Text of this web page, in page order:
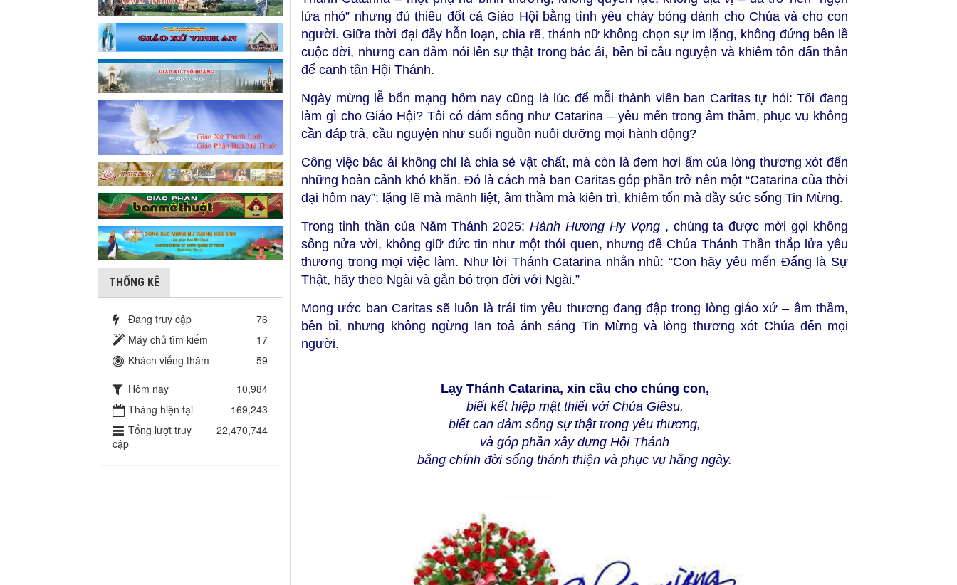
lửa nhỏ” nhưng đủ thiêu đốt cả Giáo Hội bằng tình yêu cháy bỏng dành cho Chúa và cho con
người. Giữa thời đại đầy hỗn loạn, chia rẽ, thánh nữ không chọn sự im lặng, không đứng bên lề
cuộc đời, nhưng can đảm nói lên sự thật trong bác ái, bền bỉ cầu nguyện và khiêm tốn dấn thân
để canh tân Hội Thánh.
Ngày mừng lễ bổn mạng hôm nay cũng là lúc để mỗi thành viên ban Caritas tự hỏi: Tôi đang
làm gì cho Giáo Hội? Tôi có dám sống như Catarina – yêu mến trong âm thầm, phục vụ không
cần đáp trả, cầu nguyện như suối nguồn nuôi dưỡng mọi hành động?
Công việc bác ái không chỉ là chia sẻ vật chất, mà còn là đem hơi ấm của lòng thương xót đến
những hoàn cảnh khó khăn. Đó là cách mà ban Caritas góp phần trở nên một “Catarina của thời
đại hôm nay”: lặng lẽ mà mãnh liệt, âm thầm mà kiên trì, khiêm tốn mà đầy sức sống Tin Mừng.
Trong tinh thần của Năm Thánh 2025:Hành Hương Hy Vọng, chúng ta được mời gọi không
sống nửa vời, không giữ đức tin như một thói quen, nhưng để Chúa Thánh Thần thắp lửa yêu
thương trong mọi việc làm. Như lời Thánh Catarina nhắn nhủ: “Con hãy yêu mến Đấng là Sự
Thật, hãy theo Ngài và gắn bó trọn đời với Ngài.”
Mong ước ban Caritas sẽ luôn là trái tim yêu thương đang đập trong lòng giáo xứ – âm thầm,
bền bỉ, nhưng không ngừng lan toả ánh sáng Tin Mừng và lòng thương xót Chúa đến mọi
người.
Lạy Thánh Catarina, xin cầu cho chúng con,
biết kết hiệp mật thiết với Chúa Giêsu,
biết can đảm sống sự thật trong yêu thương,
và góp phần xây dựng Hội Thánh
bằng chính đời sống thánh thiện và phục vụ hằng ngày.
THỐNG KÊ
Đang truy cập
76
Máy chủ tìm kiếm
17
Khách viếng thăm
59
Hôm nay
10,984
Tháng hiện tại
169,243
Tổng lượt truy
cập
22,470,744